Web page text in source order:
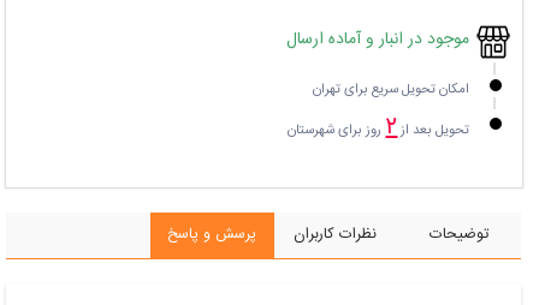
موجود در انبار و آماده ارسال
امکان تحویل سریع برای تهران
تحویل بعد از۲روز برای شهرستان
توضیحات نظرات کاربران پرسش و پاسخ